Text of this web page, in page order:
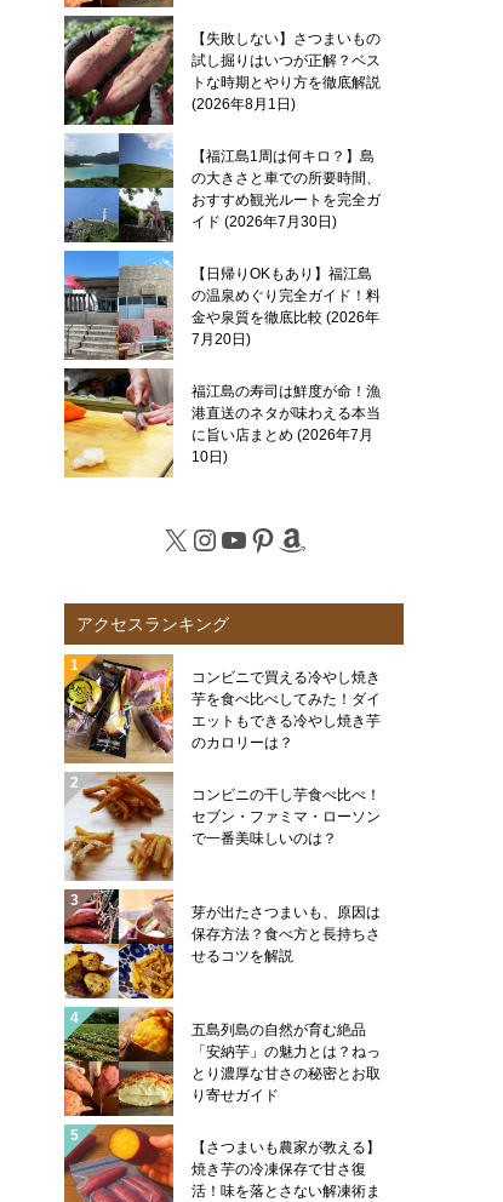
【失敗しない】さつまいもの
試し掘りはいつが正解？ベス
トな時期とやり方を徹底解説
2026年8月1日
【福江島1周は何キロ？】島
の大きさと車での所要時間、
おすすめ観光ルートを完全ガ
イド 2026年7月30日
【日帰りOKもあり】福江島
の温泉めぐり完全ガイド！料
金や泉質を徹底比較 2026年
7月20日
福江島の寿司は鮮度が命！漁
港直送のネタが味わえる本当
に旨い店まとめ 2026年7月
10日
X Instagram
YouTube
Pinterest
Amazon
アクセスランキング
コンビニで買える冷やし焼き
芋を食べ比べしてみた！ダイ
エットもできる冷やし焼き芋
のカロリーは？
コンビニの干し芋食べ比べ！
セブン・ファミマ・ローソン
で一番美味しいのは？
芽が出たさつまいも、原因は
保存方法？食べ方と長持ちさ
せるコツを解説
五島列島の自然が育む絶品
「安納芋」の魅力とは？ねっ
とり濃厚な甘さの秘密とお取
り寄せガイド
【さつまいも農家が教える】
焼き芋の冷凍保存で甘さ復
活！味を落とさない解凍術ま